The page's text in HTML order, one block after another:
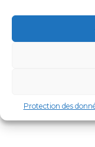
Protection des